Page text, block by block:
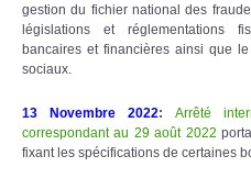
gestion du fichier national des
législations et réglementations
bancaires et financières ainsi que
sociaux.
13 Novembre 2022: Arrêté
correspondant au 29 août 2022
fixant les spécifications de certaines